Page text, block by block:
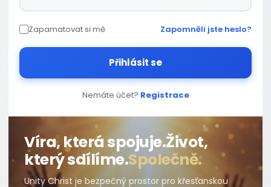
Zapamatovat si mě Zapomněli jste heslo?
Přihlásit se
Nemáte účet? Registrace
Víra, která spojuje.Život,
který sdílíme.Společně.
Unity Christ je bezpečný prostor pro křesťanskou